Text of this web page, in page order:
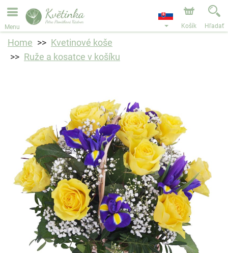
Objednávky prijímame prostredníctvom nášho e-shopu.
Najskorší možný termín doručenia je od 11.8.2026 z
dôvodu dovolenky.
Menu Košík Hľadať
Home
Kvetinové koše
Ruže a kosatce v košíku